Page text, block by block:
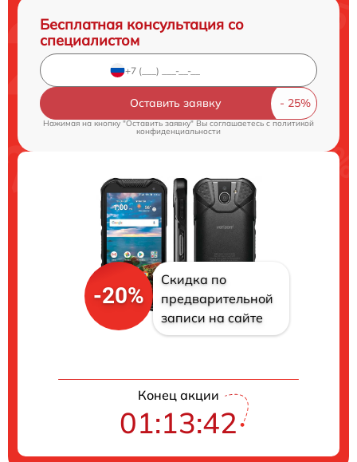
Бесплатная консультация со
специалистом
Оставить заявку
Нажимая на кнопку "Оставить заявку" Вы соглашаетесь cполитикой
конфиденциальности
-20%
Скидка по
предварительной
записи на сайте
Конец акции
01:13:41